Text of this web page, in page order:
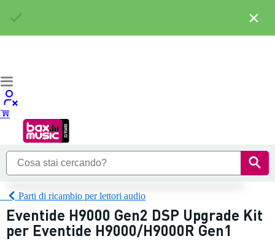
Parti di ricambio per lettori audio
Eventide H9000 Gen2 DSP Upgrade Kit
per Eventide H9000/H9000R Gen1
×